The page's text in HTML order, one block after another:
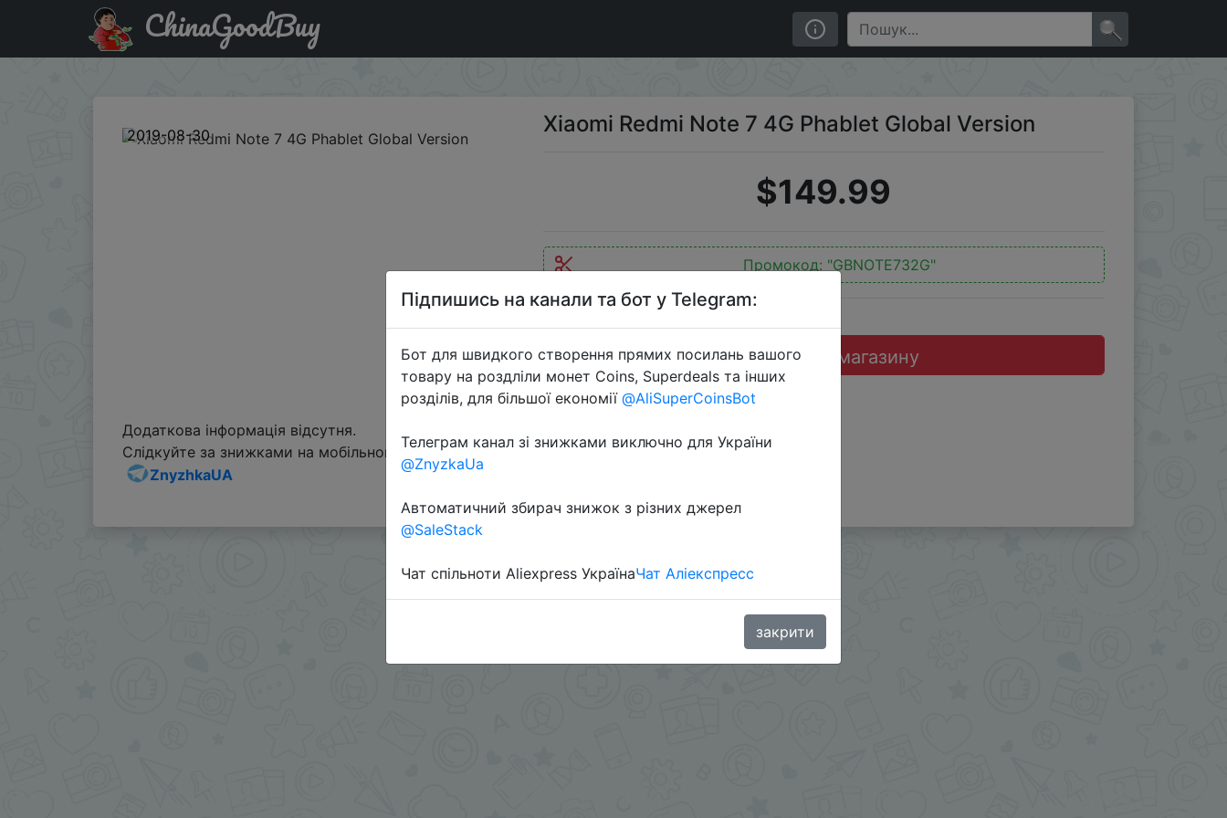
Промокод на знижку GBNOTE732G Xiaomi Redmi Note 7 4G Phablet Global Version
ChinaGoodBuy
2019-08-30 Xiaomi Redmi Note 7 4G Phablet Global Version
$149.99
Промокод: "GBNOTE732G"
Перейти до магазину
Додаткова інформація відсутня.
Слідкуйте за знижками на мобільному, в телеграм каналі:
ZnyzhkaUA
Підпишись на канали та бот у Telegram:
Бот для швидкого створення прямих посилань вашого
товару на роздліли монет Coins, Superdeals та інших
розділів, для більшої економії @AliSuperCoinsBot
Телеграм канал зі знижками виключно для України
@ZnyzkaUa
Автоматичний збирач знижок з різних джерел
@SaleStack
Чат спільноти Aliexpress УкраїнаЧат Аліекспресс
закрити